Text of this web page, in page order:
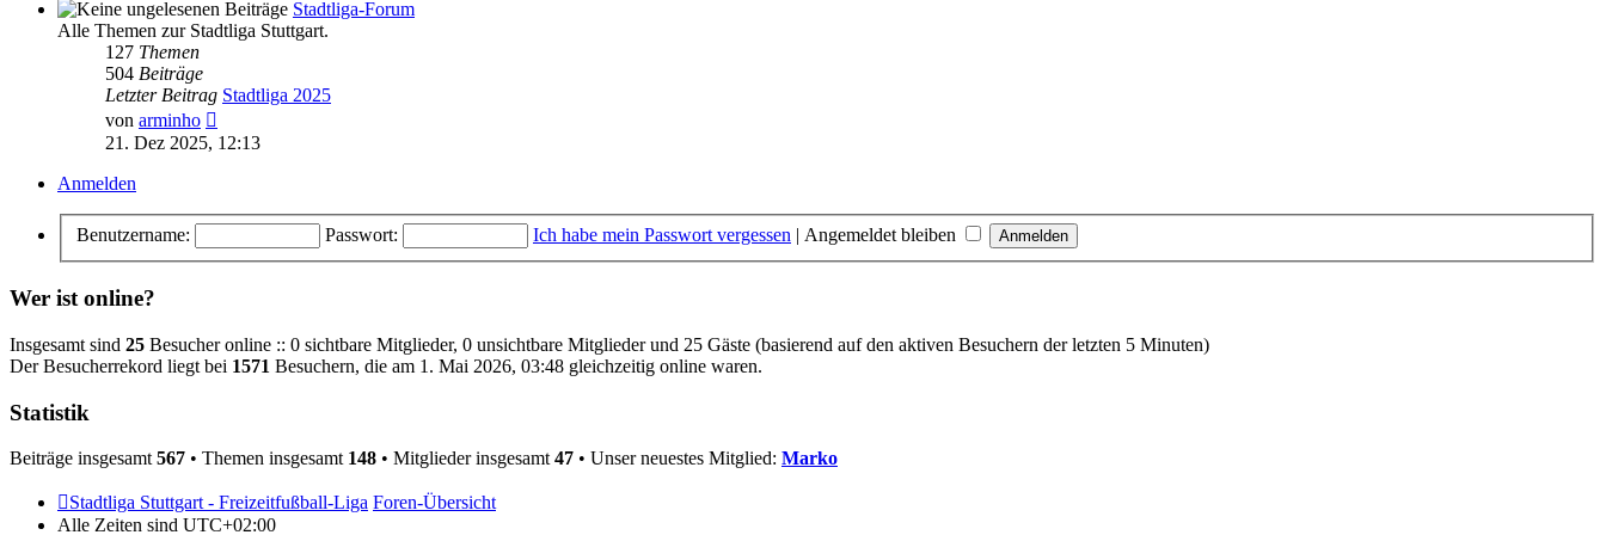
Stadtliga-Forum
Alle Themen zur Stadtliga Stuttgart.
127 Themen
504 Beiträge
Letzter Beitrag Stadtliga 2025
von arminho
Beitrag
21. Dez 2025, 12:13
Anmelden
Benutzername: Passwort: Ich habe mein Passwort vergessen | Angemeldet bleiben
Wer ist online?
Insgesamt sind 25 Besucher online :: 0 sichtbare Mitglieder, 0 unsichtbare Mitglieder und 25 Gäste (basierend auf den aktiven Besuchern der letzten 5 Minuten)
Der Besucherrekord liegt bei 1571 Besuchern, die am 1. Mai 2026, 03:48 gleichzeitig online waren.
Statistik
Beiträge insgesamt 567 • Themen insgesamt 148 • Mitglieder insgesamt 47 • Unser neuestes Mitglied: Marko
Stadtliga Stuttgart - Freizeitfußball-Liga Foren-Übersicht
Alle Zeiten sind UTC+02:00